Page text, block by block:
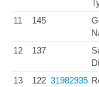
11 145
12 137
13 122 31982935